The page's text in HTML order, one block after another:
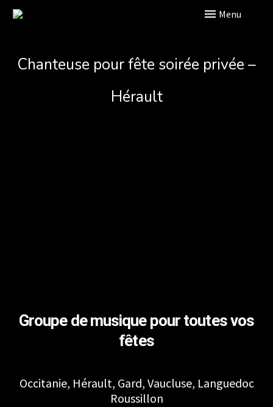
Primary Menu
Chanteuse pour fête soirée privée –
Hérault
Groupe de musique pour toutes vos
fêtes
Occitanie, Hérault, Gard, Vaucluse, Languedoc
Roussillon